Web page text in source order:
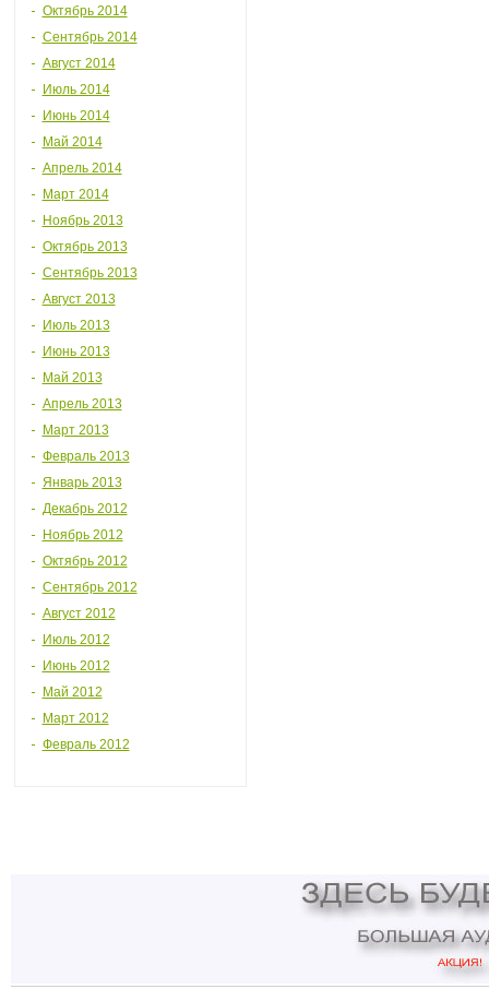
Октябрь 2014
Сентябрь 2014
Август 2014
Июль 2014
Июнь 2014
Май 2014
Апрель 2014
Март 2014
Ноябрь 2013
Октябрь 2013
Сентябрь 2013
Август 2013
Июль 2013
Июнь 2013
Май 2013
Апрель 2013
Март 2013
Февраль 2013
Январь 2013
Декабрь 2012
Ноябрь 2012
Октябрь 2012
Сентябрь 2012
Август 2012
Июль 2012
Июнь 2012
Май 2012
Март 2012
Февраль 2012